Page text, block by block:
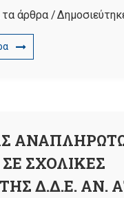
άρθρα/
ΣΧΟΛΙΚΕΣ
Δ.Δ.Ε. ΑΝ.